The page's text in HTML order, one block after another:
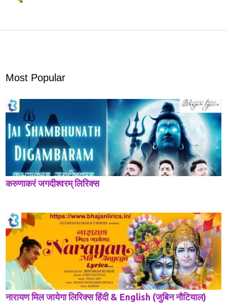
Most Popular
करुणाकरं जगदीश्वरम् लिरिक्स
नारायण मिल जायेगा लिरिक्स हिंदी & English (जुबिन नौटियाल)